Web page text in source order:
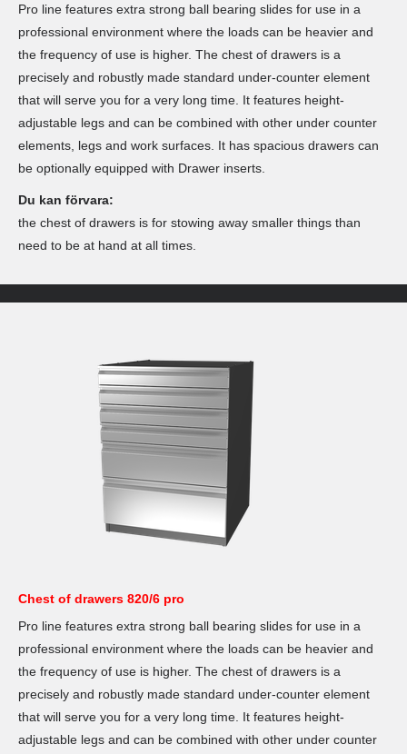
Pro line features extra strong ball bearing slides for use in a
professional environment where the loads can be heavier and
the frequency of use is higher. The chest of drawers is a
precisely and robustly made standard under-counter element
that will serve you for a very long time. It features height-
adjustable legs and can be combined with other under counter
elements, legs and work surfaces. It has spacious drawers can
be optionally equipped with Drawer inserts.
Du kan förvara:
the chest of drawers is for stowing away smaller things than
need to be at hand at all times.
Chest of drawers 820/6 pro
Pro line features extra strong ball bearing slides for use in a
professional environment where the loads can be heavier and
the frequency of use is higher. The chest of drawers is a
precisely and robustly made standard under-counter element
that will serve you for a very long time. It features height-
adjustable legs and can be combined with other under counter